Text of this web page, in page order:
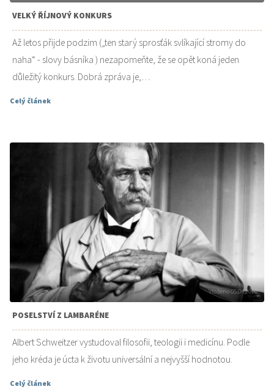
VELKÝ ŘÍJNOVÝ KONKURS
Až letos přijde podzim („ten starý sprosťák svlíkající stromy do
naha“ - slovy básníka ) nezapomeňte, že se opět koná jeden
důležitý konkurs. Dobrá zpráva je,…
Celý článek
Vloženo 05.04.2010
POSELSTVÍ Z LAMBARÉNE
Albert Schweitzer vystudoval filosofii, teologii i medicínu. Podle
jeho kréda je úcta k životu universální a nejvyšší hodnotou.
Celý článek